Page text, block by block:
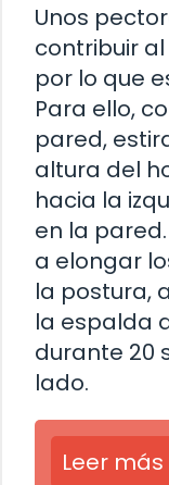
Unos
contribuir
por lo que
Para ello,
pared,
altura del
hacia la
en la
a elongar
la postura,
la espalda
durante 20
lado.
Leer más